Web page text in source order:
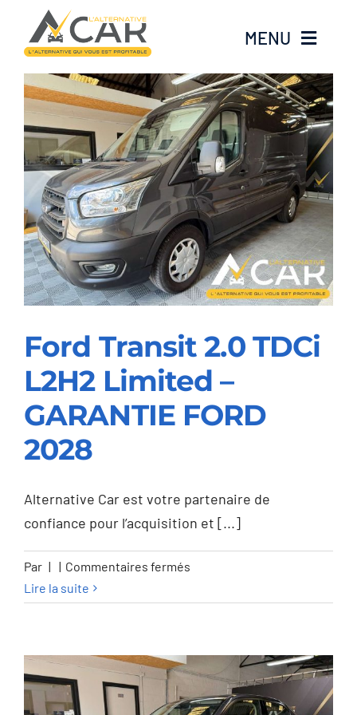
contenu
MENU
Accueil
Nos véhicules
Vendre mon véhicule
Contact
Ford Transit 2.0 TDCi
L2H2 Limited –
GARANTIE FORD
Ford Transit 2.0 TDCi
L2H2 Limited –
GARANTIE FORD
2028
Alternative Car est votre partenaire de
confiance pour l’acquisition et [...]
Par | | Commentaires fermés
Transit
TDCi
L2H2
Limited
Lire la suite